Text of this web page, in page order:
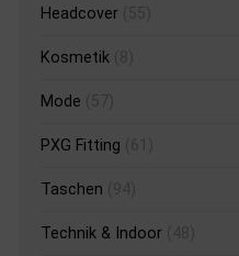
Headcover
Kosmetik
Mode
PXG Fitting
Taschen
Technik & Indoor